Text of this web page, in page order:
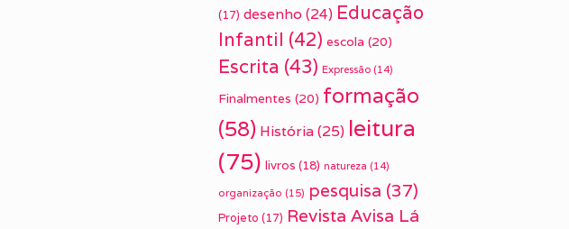
(17) desenho (24) Educação
Infantil (42) escola (20)
Escrita (43) Expressão (14)
Finalmentes (20) formação
(58) História(25) leitura
(75) livros (18) natureza (14)
organização (15) pesquisa (37)
Projeto (17) Revista Avisa Lá